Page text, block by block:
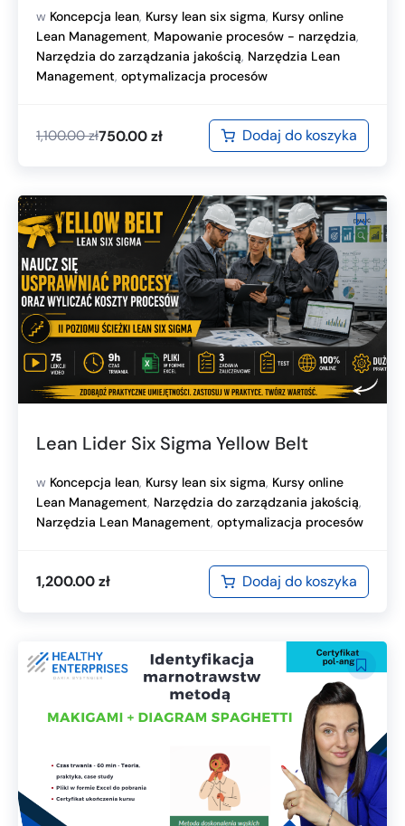
w Koncepcja lean, Kursy lean six sigma, Kursy online
Lean Management, Mapowanie procesów - narzędzia,
Narzędzia do zarządzania jakością, Narzędzia Lean
Management, optymalizacja procesów
1,100.00zł750.00zł Dodaj do koszyka
Lean Lider Six Sigma Yellow Belt
w Koncepcja lean, Kursy lean six sigma, Kursy online
Lean Management, Narzędzia do zarządzania jakością,
Narzędzia Lean Management, optymalizacja procesów
1,200.00zł Dodaj do koszyka